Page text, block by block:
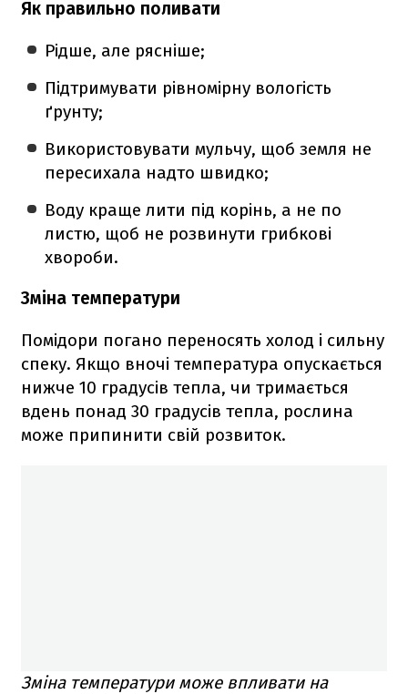
Як правильно поливати
Рідше, але рясніше;
Підтримувати рівномірну вологість
ґрунту;
Використовувати мульчу, щоб земля не
пересихала надто швидко;
Воду краще лити під корінь, а не по
листю, щоб не розвинути грибкові
хвороби.
Зміна температури
Помідори погано переносять холод і сильну
спеку. Якщо вночі температура опускається
нижче 10 градусів тепла, чи тримається
вдень понад 30 градусів тепла, рослина
може припинити свій розвиток.
Зміна температури може впливати на